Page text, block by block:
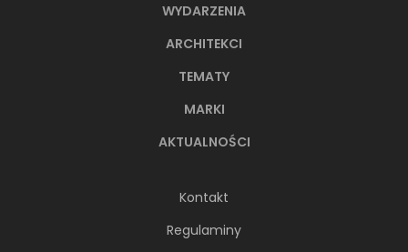
WYDARZENIA
ARCHITEKCI
TEMATY
MARKI
AKTUALNOŚCI
Kontakt
Regulaminy